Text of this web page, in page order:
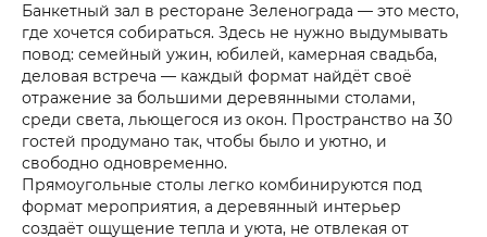
Банкетный зал в ресторане Зеленограда — это место,
где хочется собираться. Здесь не нужно выдумывать
повод: семейный ужин, юбилей, камерная свадьба,
деловая встреча — каждый формат найдёт своё
отражение за большими деревянными столами,
среди света, льющегося из окон. Пространство на 30
гостей продумано так, чтобы было и уютно, и
свободно одновременно.
Прямоугольные столы легко комбинируются под
формат мероприятия, а деревянный интерьер
создаёт ощущение тепла и уюта, не отвлекая от